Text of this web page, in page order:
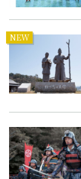
NEW